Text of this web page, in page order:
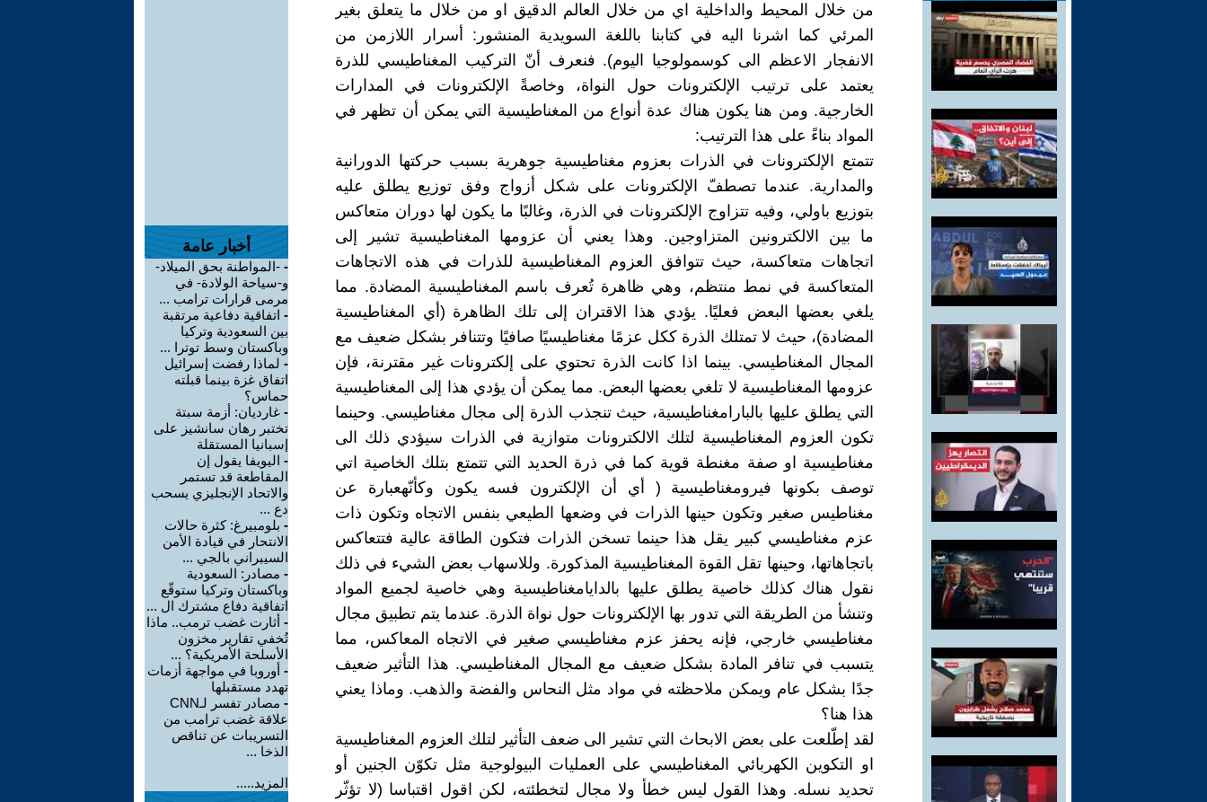
من خلال المحيط والداخلية اي من خلال العالم الدقيق او من خلال ما يتعلق بغير
المرئي كما اشرنا اليه في كتابنا باللغة السويدية المنشور: أسرار اللازمن من
الانفجار الاعظم الى كوسمولوجيا اليوم). فنعرف أنّ التركيب المغناطيسي للذرة
يعتمد على ترتيب الإلكترونات حول النواة، وخاصةً الإلكترونات في المدارات
الخارجية. ومن هنا يكون هناك عدة أنواع من المغناطيسية التي يمكن أن تظهر في
المواد بناءً على هذا الترتيب:
تتمتع الإلكترونات في الذرات بعزوم مغناطيسية جوهرية بسبب حركتها الدورانية
والمدارية. عندما تصطفّ الإلكترونات على شكل أزواج وفق توزيع يطلق عليه
بتوزيع باولي، وفيه تتزاوج الإلكترونات في الذرة، وغالبًا ما يكون لها دوران متعاكس
ما بين الالكترونين المتزاوجين. وهذا يعني أن عزومها المغناطيسية تشير إلى
اتجاهات متعاكسة، حيث تتوافق العزوم المغناطيسية للذرات في هذه الاتجاهات
المتعاكسة في نمط منتظم، وهي ظاهرة تُعرف باسم المغناطيسية المضادة. مما
يلغي بعضها البعض فعليًا. يؤدي هذا الاقتران إلى تلك الظاهرة (أي المغناطيسية
المضادة)، حيث لا تمتلك الذرة ككل عزمًا مغناطيسيًا صافيًا وتتنافر بشكل ضعيف مع
المجال المغناطيسي. بينما اذا كانت الذرة تحتوي على إلكترونات غير مقترنة، فإن
عزومها المغناطيسية لا تلغي بعضها البعض. مما يمكن أن يؤدي هذا إلى المغناطيسية
التي يطلق عليها بالبارامغناطيسية، حيث تنجذب الذرة إلى مجال مغناطيسي. وحينما
تكون العزوم المغناطيسية لتلك الالكترونات متوازية في الذرات سيؤدي ذلك الى
مغناطيسية او صفة مغنطة قوية كما في ذرة الحديد التي تتمتع بتلك الخاصية اتي
توصف بكونها فيرومغناطيسية ( أي أن الإلكترون فسه يكون وكأنّهعبارة عن
مغناطيس صغير وتكون حينها الذرات في وضعها الطيعي بنفس الاتجاه وتكون ذات
عزم مغناطيسي كبير يقل هذا حينما تسخن الذرات فتكون الطاقة عالية فتتعاكس
باتجاهاتها، وحينها تقل القوة المغناطيسية المذكورة. وللاسهاب بعض الشيء في ذلك
نقول هناك كذلك خاصية يطلق عليها بالدايامغناطيسية وهي خاصية لجميع المواد
وتنشأ من الطريقة التي تدور بها الإلكترونات حول نواة الذرة. عندما يتم تطبيق مجال
مغناطيسي خارجي، فإنه يحفز عزم مغناطيسي صغير في الاتجاه المعاكس، مما
يتسبب في تنافر المادة بشكل ضعيف مع المجال المغناطيسي. هذا التأثير ضعيف
جدًا بشكل عام ويمكن ملاحظته في مواد مثل النحاس والفضة والذهب. وماذا يعني
هذا هنا؟
لقد إطّلعت على بعض الابحاث التي تشير الى ضعف التأثير لتلك العزوم المغناطيسية
او التكوين الكهربائي المغناطيسي على العمليات البيولوجية مثل تكوّن الجنين أو
تحديد نسله. وهذا القول ليس خطأ ولا مجال لتخطئته، لكن اقول اقتباسا (لا تؤثّر
أخبار عامة
- -المواطنة بحق الميلاد-
و-سياحة الولادة- في
مرمى قرارات ترامب ...
- اتفاقية دفاعية مرتقبة
بين السعودية وتركيا
وباكستان وسط توترا ...
- لماذا رفضت إسرائيل
اتفاق غزة بينما قبلته
حماس؟
- غارديان: أزمة سبتة
تختبر رهان سانشيز على
إسبانيا المستقلة
- اليويفا يقول إن
المقاطعة قد تستمر
والاتحاد الإنجليزي يسحب
دع ...
- بلومبيرغ: كثرة حالات
الانتحار في قيادة الأمن
السيبراني بالجي ...
- مصادر: السعودية
وباكستان وتركيا ستوقّع
اتفاقية دفاع مشترك ال ...
- أثارت غضب ترمب.. ماذا
تُخفي تقارير مخزون
الأسلحة الأمريكية؟ ...
- أوروبا في مواجهة أزمات
تهدد مستقبلها
-
مصادر تفسر لـCNN
علاقة غضب ترامب من
التسريبات عن تناقص
الذخا ...
المزيد.....